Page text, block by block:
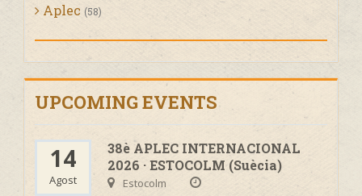
Aplec (58)
UPCOMING EVENTS
14
Agost
38è APLEC INTERNACIONAL
2026 · ESTOCOLM (Suècia)
Estocolm